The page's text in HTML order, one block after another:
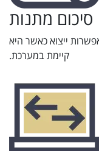
סיכום מתנות
ייצוא כאשר היא
קיימת במערכת.